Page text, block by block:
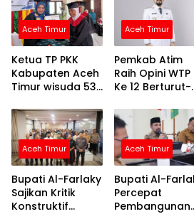
Aceh Timur
Ketua TP PKK
Kabupaten Aceh
Timur wisuda 53
Kecamatan
Birem Bayeun
Kabupaten Aceh
Timur
Aceh Timur
Pemkab Atim
Raih Opini WTP
Ke 12 Berturut-
TA.2025
Aceh Timur
Bupati Al-Farlaky
Sajikan Kritik
Konstruktif
Aceh Timur
Bupati Al-
Percepat
Pembangunan